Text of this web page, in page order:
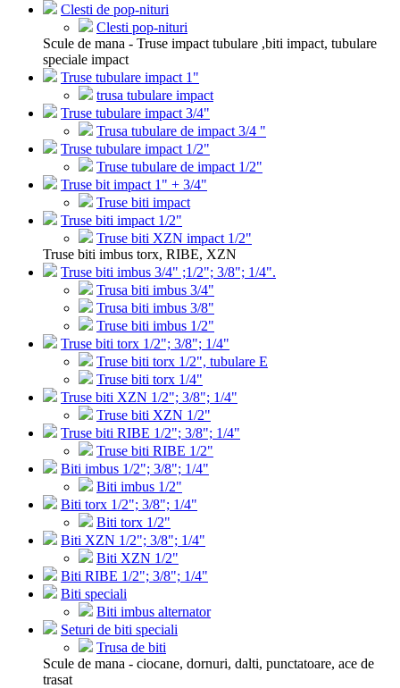
Clesti de pop-nituri
Clesti pop-nituri
Scule de mana - Truse impact tubulare ,biti impact, tubulare
speciale impact
Truse tubulare impact 1"
trusa tubulare impact
Truse tubulare impact 3/4"
Trusa tubulare de impact 3/4 "
Truse tubulare impact 1/2"
Truse tubulare de impact 1/2"
Truse bit impact 1" + 3/4"
Truse biti impact
Truse biti impact 1/2"
Truse biti XZN impact 1/2"
Truse biti imbus torx, RIBE, XZN
Truse biti imbus 3/4" ;1/2"; 3/8"; 1/4".
Trusa biti imbus 3/4"
Trusa biti imbus 3/8"
Truse biti imbus 1/2"
Truse biti torx 1/2"; 3/8"; 1/4"
Truse biti torx 1/2", tubulare E
Truse biti torx 1/4"
Truse biti XZN 1/2"; 3/8"; 1/4"
Truse biti XZN 1/2"
Truse biti RIBE 1/2"; 3/8"; 1/4"
Truse biti RIBE 1/2"
Biti imbus 1/2"; 3/8"; 1/4"
Biti imbus 1/2"
Biti torx 1/2"; 3/8"; 1/4"
Biti torx 1/2"
Biti XZN 1/2"; 3/8"; 1/4"
Biti XZN 1/2"
Biti RIBE 1/2"; 3/8"; 1/4"
Biti speciali
Biti imbus alternator
Seturi de biti speciali
Trusa de biti
Scule de mana - ciocane, dornuri, dalti, punctatoare, ace de
trasat